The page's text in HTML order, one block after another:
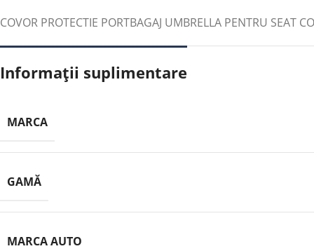
COVOR PROTECTIE PORTBAGAJ UMBRELLA PENTRU SEAT
Informații suplimentare
MARCA
GAMĂ
MARCA AUTO